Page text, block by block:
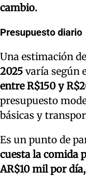
cambio.
Presupuesto diario
Una estimación
2025 varía según
entre R$150 y
presupuesto
básicas y
Es un punto de
cuesta la comida
AR$10 mil por